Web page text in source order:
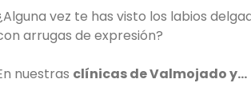
vez te has visto los labios
arrugas de expresión?
nuestras clínicas de Valmojado y…